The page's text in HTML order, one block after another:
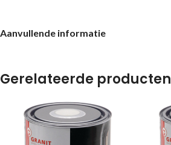
Aanvullende informatie
Gerelateerde producten